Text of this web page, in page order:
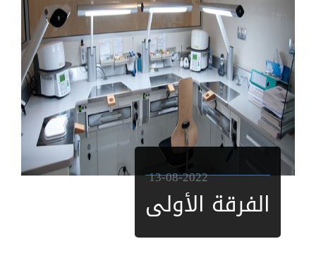
13-08-2022
الفرقة الأولى